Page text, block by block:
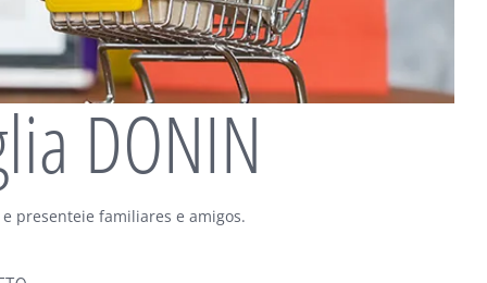
DONIN
presenteie familiares e amigos.